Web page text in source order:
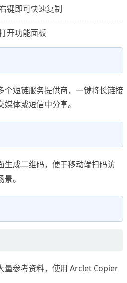
键即可快速复制
开功能面板
个短链服务提供商，一键将长链接
体或短信中分享。
生成二维码，便于移动端扫码访
。
量参考资料，使用 Arclet Copier